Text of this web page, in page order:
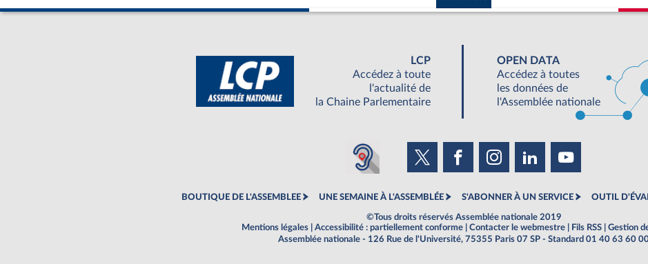
LCP
Accédez à toute
l'actualité de
la Chaine Parlementaire
OPEN DATA
Accédez à toutes
les données de
l'Assemblée nationale
BOUTIQUE DE L'ASSEMBLEE UNE SEMAINE À L'ASSEMBLÉE S'ABONNER À UN SERVICE OUTIL
©Tous droits réservés Assemblée nationale 2019
Mentions légales
Accessibilité : partiellement conforme Contacter le webmestre Fils RSS
Gestion
Assemblée nationale - 126 Rue de l'Université, 75355 Paris 07 SP - Standard 01 40 63 60